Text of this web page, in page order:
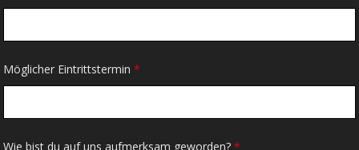
Möglicher Eintrittstermin*
Wie bist du auf uns aufmerksam geworden?*